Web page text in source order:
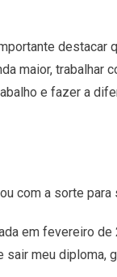
destacar
maior, trabalhar
e fazer a
com a sorte
em fevereiro de
meu diploma,